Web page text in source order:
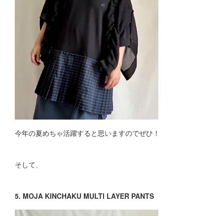
今年の夏めちゃ活躍すると思いますのでぜひ！
そして、
5. MOJA KINCHAKU MULTI LAYER PANTS